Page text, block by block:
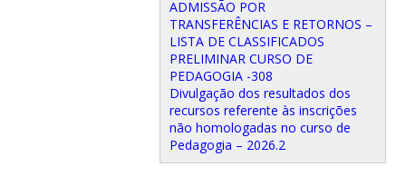
ADMISSÃO POR
TRANSFERÊNCIAS E RETORNOS –
LISTA DE CLASSIFICADOS
PRELIMINAR CURSO DE
PEDAGOGIA -308
Divulgação dos resultados dos
recursos referente às inscrições
não homologadas no curso de
Pedagogia – 2026.2